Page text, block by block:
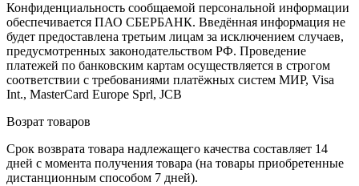
Конфиденциальность сообщаемой персональной информации
обеспечивается ПАО СБЕРБАНК. Введённая информация не
будет предоставлена третьим лицам за исключением случаев,
предусмотренных законодательством РФ. Проведение
платежей по банковским картам осуществляется в строгом
соответствии с требованиями платёжных систем МИР, Visa
Int., MasterCard Europe Sprl, JCB
Возрат товаров
Срок возврата товара надлежащего качества составляет 14
дней с момента получения товара (на товары приобретенные
дистанционным способом 7 дней).